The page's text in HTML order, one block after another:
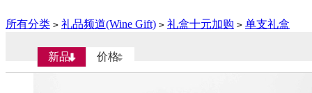
所有分类 > 礼品频道(Wine Gift) > 礼盒十元加购 > 单支礼盒
新品 价格